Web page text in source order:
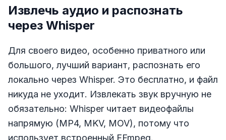
Извлечь аудио и распознать
через Whisper
Для своего видео, особенно приватного или
большого, лучший вариант, распознать его
локально через Whisper. Это бесплатно, и файл
никуда не уходит. Извлекать звук вручную не
обязательно: Whisper читает видеофайлы
напрямую (MP4, MKV, MOV), потому что
использует встроенный FFmpeg.